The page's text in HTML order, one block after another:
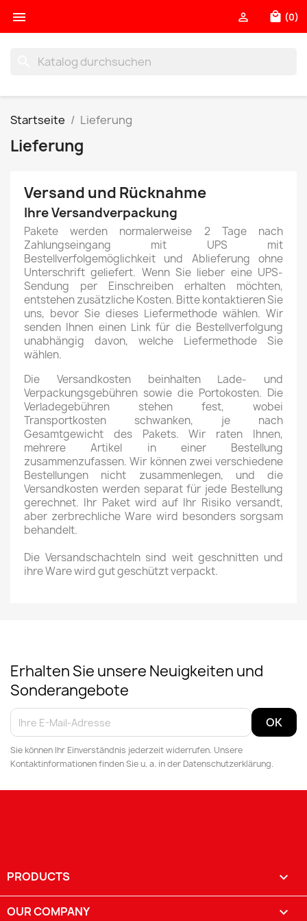
 local_mall (0)

Startseite Lieferung
Lieferung
Versand und Rücknahme
Ihre Versandverpackung
Pakete werden normalerweise 2 Tage nach
Zahlungseingang mit UPS mit
Bestellverfolgemöglichkeit und Ablieferung ohne
Unterschrift geliefert. Wenn Sie lieber eine UPS-
Sendung per Einschreiben erhalten möchten,
entstehen zusätzliche Kosten. Bitte kontaktieren Sie
uns, bevor Sie dieses Liefermethode wählen. Wir
senden Ihnen einen Link für die Bestellverfolgung
unabhängig davon, welche Liefermethode Sie
wählen.
Die Versandkosten beinhalten Lade- und
Verpackungsgebühren sowie die Portokosten. Die
Verladegebühren stehen fest, wobei
Transportkosten schwanken, je nach
Gesamtgewicht des Pakets. Wir raten Ihnen,
mehrere Artikel in einer Bestellung
zusammenzufassen. Wir können zwei verschiedene
Bestellungen nicht zusammenlegen, und die
Versandkosten werden separat für jede Bestellung
gerechnet. Ihr Paket wird auf Ihr Risiko versandt,
aber zerbrechliche Ware wird besonders sorgsam
behandelt.
Die Versandschachteln sind weit geschnitten und
ihre Ware wird gut geschützt verpackt.
Erhalten Sie unsere Neuigkeiten und
Sonderangebote
Sie können Ihr Einverständnis jederzeit widerrufen. Unsere
Kontaktinformationen finden Sie u. a. in der Datenschutzerklärung.
PRODUCTS 
OUR COMPANY 